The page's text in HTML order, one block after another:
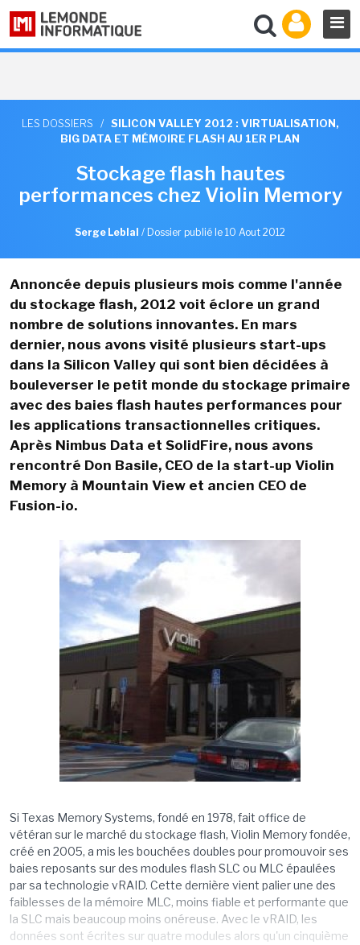
LES DOSSIERS / SILICON VALLEY 2012 : VIRTUALISATION,
BIG DATA ET MÉMOIRE FLASH AU 1ER PLAN
Stockage flash hautes
performances chez Violin Memory
Serge Leblal / Dossier publié le 10 Aout 2012
Annoncée depuis plusieurs mois comme l'année
du stockage flash, 2012 voit éclore un grand
nombre de solutions innovantes. En mars
dernier, nous avons visité plusieurs start-ups
dans la Silicon Valley qui sont bien décidées à
bouleverser le petit monde du stockage primaire
avec des baies flash hautes performances pour
les applications transactionnelles critiques.
Après Nimbus Data et SolidFire, nous avons
rencontré Don Basile, CEO de la start-up Violin
Memory à Mountain View et ancien CEO de
Fusion-io.
Si Texas Memory Systems, fondé en 1978, fait office de
vétéran sur le marché du stockage flash, Violin Memory fondée,
créé en 2005, a mis les bouchées doubles pour promouvoir ses
baies reposants sur des modules flash SLC ou MLC épaulées
par sa technologie vRAID. Cette dernière vient palier une des
faiblesses de la mémoire MLC, moins fiable et performante que
la SLC mais beaucoup moins onéreuse. Avec le vRAID, les
données sont écrites sur quatre modules alors qu'un cinquième